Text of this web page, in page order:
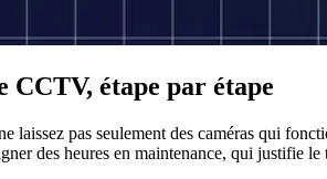
CCTV, étape par étape
pas seulement des caméras qui
des heures en maintenance, qui justifie